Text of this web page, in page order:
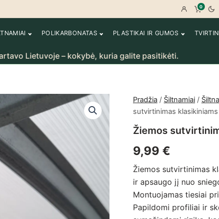
Prisijungti
0
POLIKARBONATAS PLASTIKAI IR GUMOS
– kokybė, kuria galite pasitikėti.
Pradžia / Šiltnamiai /
sutvirtinimas
Žiemos
9,99 €
Žiemos sutvirtinimas
ir apsaugo jį nuo
Montuojamas tiesiai
Papildomi profiliai ir